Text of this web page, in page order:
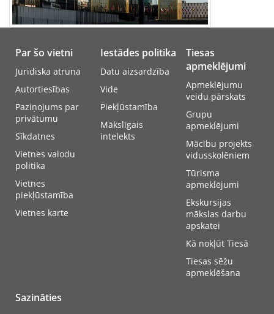
Par šo vietni
Juridiska atruna
Autortiesības
Paziņojums par
privātumu
Sīkdatnes
Vietnes valodu
politika
Vietnes
piekļūstamība
Vietnes karte
Iestādes politika
Datu aizsardzība
Vide
Piekļūstamība
Mākslīgais
intelekts
Tiesas
apmeklējumi
Apmeklējumu
veidu pārskats
Grupu
apmeklējumi
Mācību projekts
vidusskolēniem
Tūrisma
apmeklējumi
Ekskursijas
mākslas darbu
apskatei
Kā nokļūt Tiesā
Tiesas sēžu
apmeklēšana
Sazināties